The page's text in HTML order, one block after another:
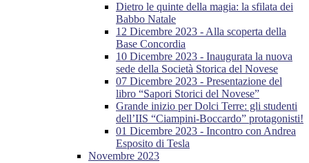
Dietro le quinte della magia: la sfilata dei
Babbo Natale
12 Dicembre 2023 - Alla scoperta della
Base Concordia
10 Dicembre 2023 - Inaugurata la nuova
sede della Società Storica del Novese
07 Dicembre 2023 - Presentazione del
libro “Sapori Storici del Novese”
Grande inizio per Dolci Terre: gli studenti
dell’IIS “Ciampini-Boccardo” protagonisti!
01 Dicembre 2023 - Incontro con Andrea
Esposito di Tesla
Novembre 2023